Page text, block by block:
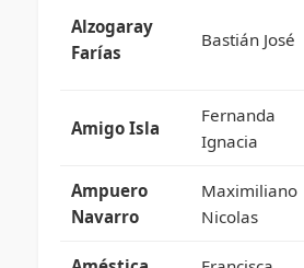
Alzogaray
Farías
Bastián José
Amigo Isla
Fernanda
Ignacia
Ampuero
Navarro
Maximiliano
Nicolas